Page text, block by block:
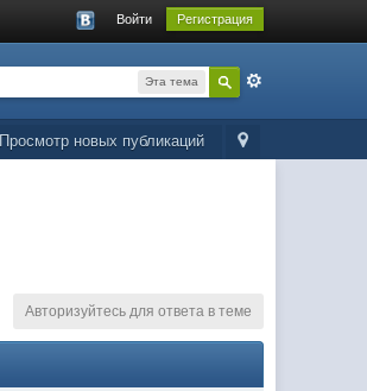
Войти Регистрация
Эта тема
Просмотр новых публикаций
Авторизуйтесь для ответа в теме